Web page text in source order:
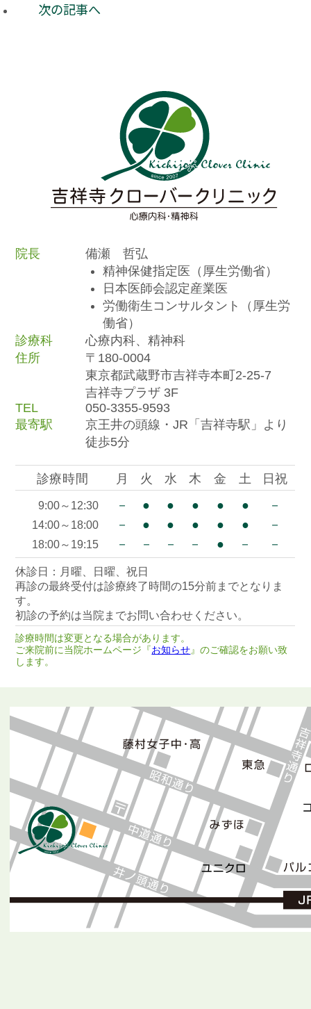
次の記事へ
院長
備瀬 哲弘
精神保健指定医（厚生労働省）
日本医師会認定産業医
労働衛生コンサルタント（厚生労
働省）
診療科
心療内科、精神科
住所
〒180-0004
東京都武蔵野市吉祥寺本町2-25-7
吉祥寺プラザ 3F
TEL
050-3355-9593
最寄駅
京王井の頭線・JR「吉祥寺駅」より
徒歩5分
休診日：月曜、日曜、祝日
再診の最終受付は診療終了時間の15分前までとなりま
す。
初診の予約は当院までお問い合わせください。
診療時間 月 火 水 木 金 土 日祝
9:00～12:30 － ● ● ● ● ● －
14:00～18:00 － ● ● ● ● ● －
18:00～19:15 － － － － ● － －
診療時間は変更となる場合があります。
ご来院前に当院ホームページ『お知らせ 』のご確認をお願い致
します。